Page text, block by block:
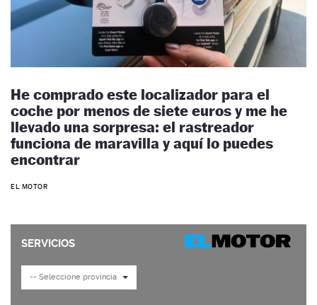
He comprado este localizador para el
coche por menos de siete euros y me he
llevado una sorpresa: el rastreador
funciona de maravilla y aquí lo puedes
encontrar
EL MOTOR